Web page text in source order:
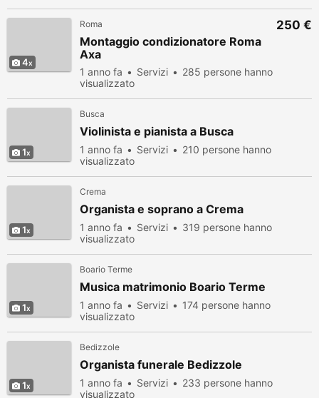
4
Roma
Montaggio condizionatore Roma
Axa
1 anno fa Servizi
285 persone hanno
visualizzato
250 €
1
Busca
Violinista e pianista a Busca
1 anno fa Servizi
210 persone hanno
visualizzato
1
Crema
Organista e soprano a Crema
1 anno fa Servizi
319 persone hanno
visualizzato
1
Boario Terme
Musica matrimonio Boario Terme
1 anno fa Servizi
174 persone hanno
visualizzato
1
Bedizzole
Organista funerale Bedizzole
1 anno fa Servizi
233 persone hanno
visualizzato